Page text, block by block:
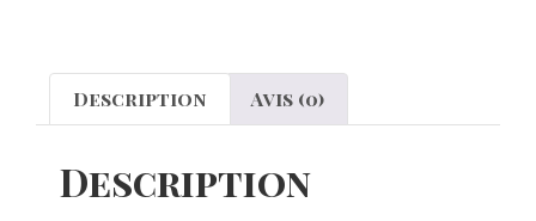
Description Avis (0)
Description